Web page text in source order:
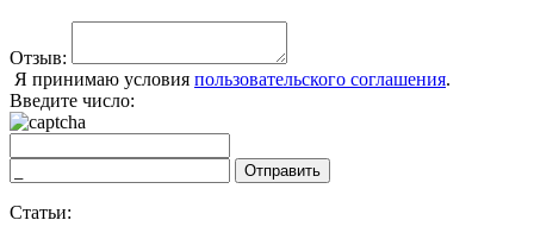
Отзыв:
Я принимаю условия пользовательского соглашения.
Введите число:
Отправить
Статьи: